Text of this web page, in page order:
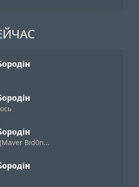
Якби не ти (Maver Bid0nci0n remix)